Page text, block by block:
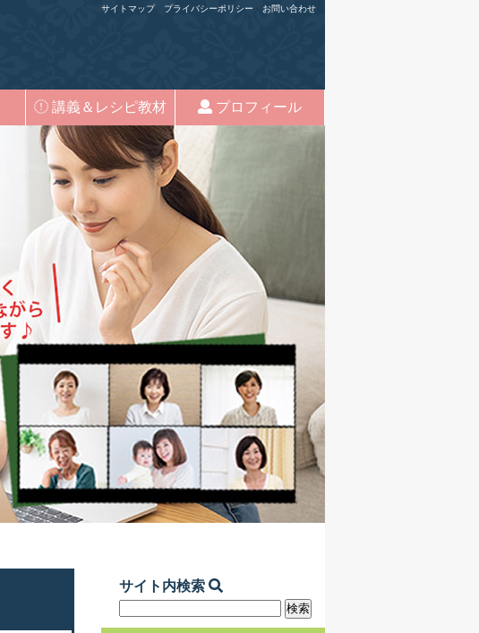
サイトマップ プライバシーポリシー お問い合わせ
講義＆レシピ教材 プロフィール
サイト内検索